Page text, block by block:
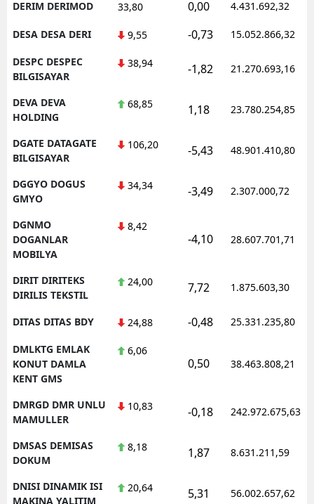
DERIM DERIMOD 33,80 0,00 4.431.692,32
DESA DESA DERI 9,55 -0,73 15.052.866,32
DESPC DESPEC
BILGISAYAR
38,94 -1,82 21.270.693,16
DEVA DEVA
HOLDING
68,85 1,18 23.780.254,85
DGATE DATAGATE
BILGISAYAR
106,20 -5,43 48.901.410,80
DGGYO DOGUS
GMYO
34,34 -3,49 2.307.000,72
DGNMO
DOGANLAR
MOBILYA
8,42
-4,10 28.607.701,71
DIRIT DIRITEKS
DIRILIS TEKSTIL
24,00 7,72 1.875.603,30
DITAS DITAS BDY 24,88 -0,48 25.331.235,80
DMLKTG EMLAK
KONUT DAMLA
KENT GMS
6,06
0,50 38.463.808,21
DMRGD DMR UNLU
MAMULLER
10,83 -0,18 242.972.675,63
DMSAS DEMISAS
DOKUM
8,18 1,87 8.631.211,59
DNISI DINAMIK ISI
MAKINA YALITIM
20,64 5,31 56.002.657,62